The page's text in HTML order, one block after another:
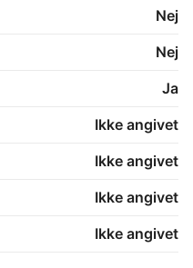
Nej
Nej
Ja
Ikke angivet
Ikke angivet
Ikke angivet
Ikke angivet